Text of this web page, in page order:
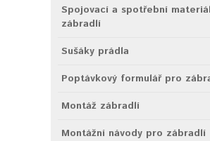
Spojovací a spotřební
zábradlí
Sušáky prádla
Poptávkový formulář pro
Montáž zábradlí
Montážní návody pro zábradlí